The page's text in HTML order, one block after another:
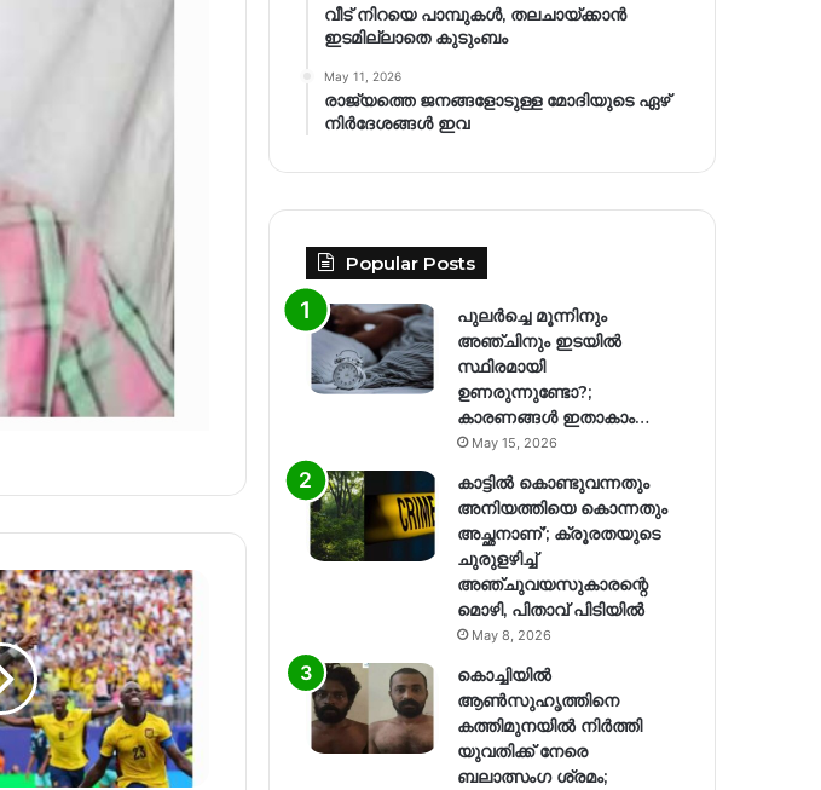
വീട് നിറയെ പാമ്പുകൾ, തലചായ്ക്കാൻ
ഇടമില്ലാതെ കുടുംബം
May 11, 2026
രാജ്യത്തെ ജനങ്ങളോടുള്ള മോദിയുടെ ഏഴ്
നിര്‍ദേശങ്ങള്‍ ഇവ
Popular Posts
പുലർച്ചെ മൂന്നിനും
അഞ്ചിനും ഇടയിൽ
സ്ഥിരമായി
ഉണരുന്നുണ്ടോ?;
കാരണങ്ങള്‍ ഇതാകാം…
May 15, 2026
കാട്ടിൽ കൊണ്ടുവന്നതും
അനിയത്തിയെ കൊന്നതും
അച്ഛനാണ്’; ക്രൂരതയുടെ
ചുരുളഴിച്ച്
അഞ്ചുവയസുകാരന്റെ
മൊഴി, പിതാവ് പിടിയിൽ
May 8, 2026
കൊച്ചിയിൽ
ആൺസുഹൃത്തിനെ
കത്തിമുനയിൽ നിർത്തി
യുവതിക്ക് നേരെ
ബലാത്സംഗ​ ശ്രമം;